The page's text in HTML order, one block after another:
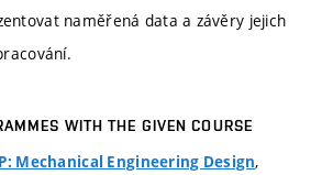
naměřená data a závěry jejich
WITH THE GIVEN COURSE
P: Mechanical Engineering Design,